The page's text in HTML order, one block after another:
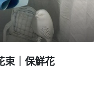
束｜保鮮花